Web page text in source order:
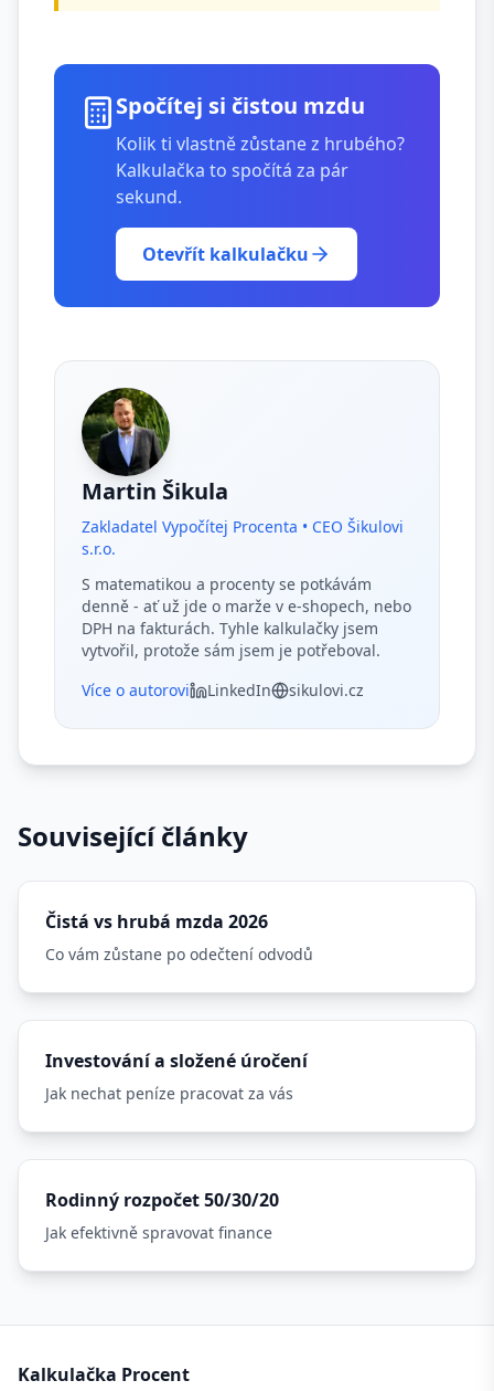
Spočítej si čistou mzdu
Kolik ti vlastně zůstane z hrubého?
Kalkulačka to spočítá za pár
sekund.
Otevřít kalkulačku
Martin Šikula
Zakladatel Vypočítej Procenta • CEO Šikulovi
s.r.o.
S matematikou a procenty se potkávám
denně - ať už jde o marže v e-shopech, nebo
DPH na fakturách. Tyhle kalkulačky jsem
vytvořil, protože sám jsem je potřeboval.
Více o autorovi
LinkedIn sikulovi.cz
Související články
Čistá vs hrubá mzda 2026
Co vám zůstane po odečtení odvodů
Investování a složené úročení
Jak nechat peníze pracovat za vás
Rodinný rozpočet 50/30/20
Jak efektivně spravovat finance
Kalkulačka Procent